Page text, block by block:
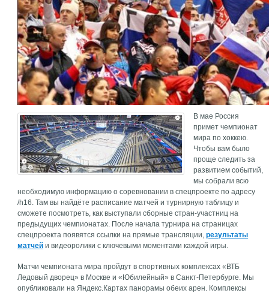
В мае Россия
примет чемпионат
мира по хоккею.
Чтобы вам было
проще следить за
развитием событий,
мы собрали всю
необходимую информацию о соревновании в спецпроекте по адресу
/h16. Там вы найдёте расписание матчей и турнирную таблицу и
сможете посмотреть, как выступали сборные стран-участниц на
предыдущих чемпионатах. После начала турнира на страницах
спецпроекта появятся ссылки на прямые трансляции,результаты
матчей и видеоролики с ключевыми моментами каждой игры.
Матчи чемпионата мира пройдут в спортивных комплексах «ВТБ
Ледовый дворец» в Москве и «Юбилейный» в Санкт-Петербурге. Мы
опубликовали на Яндекс.Картах панорамы обеих арен. Комплексы